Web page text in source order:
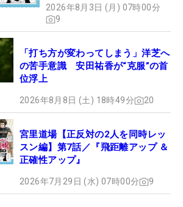
2026年8月3日 (月) 07時00分
9
「打ち方が変わってしまう」洋芝へ
の苦手意識 安田祐香が“克服”の首
位浮上
2026年8月8日 (土) 18時49分 20
宮里道場【正反対の2人を同時レッ
スン編】第7話／『飛距離アップ ＆
正確性アップ』
2026年7月29日 (水) 07時00分 9